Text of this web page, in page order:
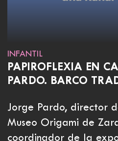
INFANTIL
PAPIROFLEXIA EN
PARDO. BARCO
Jorge Pardo, director
Museo Origami de
coordinador de la